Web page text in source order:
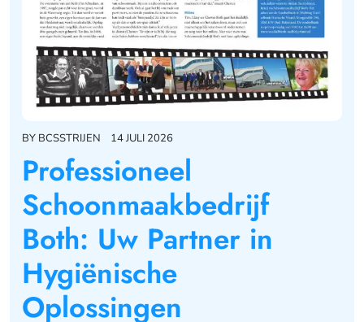
BY BCSSTRIJEN 14 JULI 2026
Professioneel
Schoonmaakbedrijf
Both: Uw Partner in
Hygiënische
Oplossingen